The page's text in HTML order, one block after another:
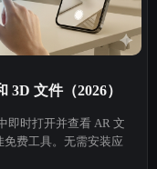
文件（2026）
即时打开并查看 AR 文
费工具。无需安装应